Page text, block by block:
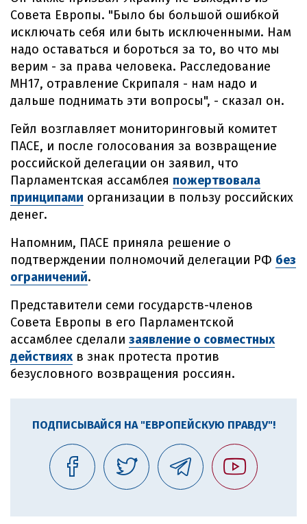
Совета Европы. "Было бы большой ошибкой
исключать себя или быть исключенными. Нам
надо оставаться и бороться за то, во что мы
верим - за права человека. Расследование
МН17, отравление Скрипаля - нам надо и
дальше поднимать эти вопросы", - сказал он.
Гейл возглавляет мониторинговый комитет
ПАСЕ, и после голосования за возвращение
российской делегации он заявил, что
Парламентская ассамблея пожертвовала
принципами организации в пользу российских
денег.
Напомним, ПАСЕ приняла решение о
подтверждении полномочий делегации РФ без
ограничений.
Представители семи государств-членов
Совета Европы в его Парламентской
ассамблее сделали заявление о совместных
действияхв знак протеста против
безусловного возвращения россиян.
ПОДПИСЫВАЙСЯ НА "ЕВРОПЕЙСКУЮ ПРАВДУ"!